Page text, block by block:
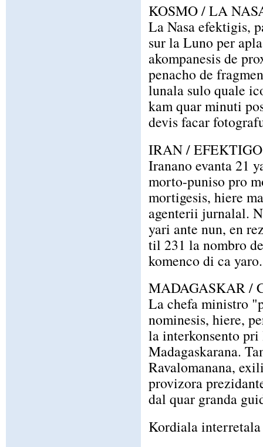
KOSMO / LA
La Nasa efektigis,
sur la Luno per
akompanesis de
penacho de
lunala sulo quale
kam quar minuti
devis facar
IRAN /
Iranano evanta 21
morto-puniso pro
mortigesis, hiere
agenterii jurnalal.
yari ante nun, en
til 231 la nombro
komenco di ca yaro.
MADAGASKAR /
La chefa ministro
nominesis, hiere,
la interkonsento
Madagaskarana.
Ravalomanana,
provizora
dal quar granda
Kordiala